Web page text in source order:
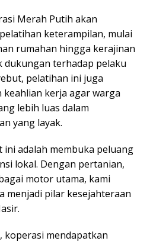
Merah Putih akan
keterampilan, mulai
rumahan hingga kerajinan
dukungan terhadap pelaku
pelatihan ini juga
kerja agar warga
lebih luas dalam
yang layak.
ini adalah membuka peluang
lokal. Dengan pertanian,
motor utama, kami
menjadi pilar kesejahteraan
koperasi mendapatkan